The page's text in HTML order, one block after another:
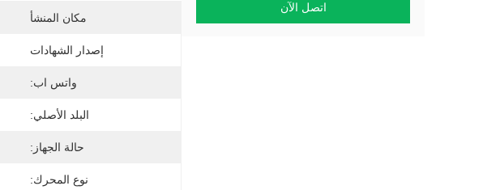
اتصل الآن
مكان المنشأ
إصدار الشهادات
واتس اب:
البلد الأصلي:
حالة الجهاز:
نوع المحرك: